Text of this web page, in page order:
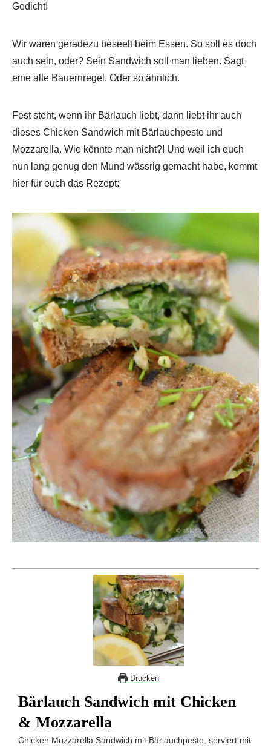
Gedicht!
Wir waren geradezu beseelt beim Essen. So soll es doch
auch sein, oder? Sein Sandwich soll man lieben. Sagt
eine alte Bauernregel. Oder so ähnlich.
Fest steht, wenn ihr Bärlauch liebt, dann liebt ihr auch
dieses Chicken Sandwich mit Bärlauchpesto und
Mozzarella. Wie könnte man nicht?! Und weil ich euch
nun lang genug den Mund wässrig gemacht habe, kommt
hier für euch das Rezept:
Drucken
Bärlauch Sandwich mit Chicken
& Mozzarella
Chicken Mozzarella Sandwich mit Bärlauchpesto, serviert mit